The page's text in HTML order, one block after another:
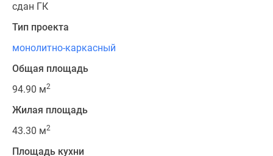
сдан ГК
Тип проекта
монолитно-каркасный
Общая площадь
94.90 м2
Жилая площадь
43.30 м2
Площадь кухни